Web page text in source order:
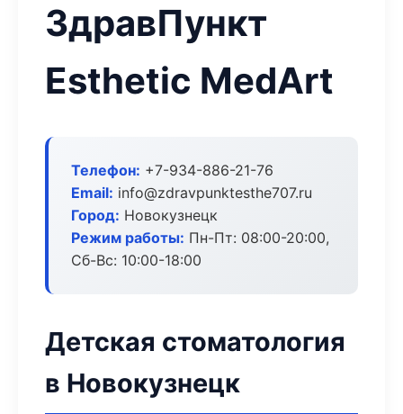
ЗдравПункт
Esthetic MedArt
Телефон: +7-934-886-21-76
Email: info@zdravpunktesthe707.ru
Город: Новокузнецк
Режим работы: Пн-Пт: 08:00-20:00,
Сб-Вс: 10:00-18:00
Детская стоматология
в Новокузнецк